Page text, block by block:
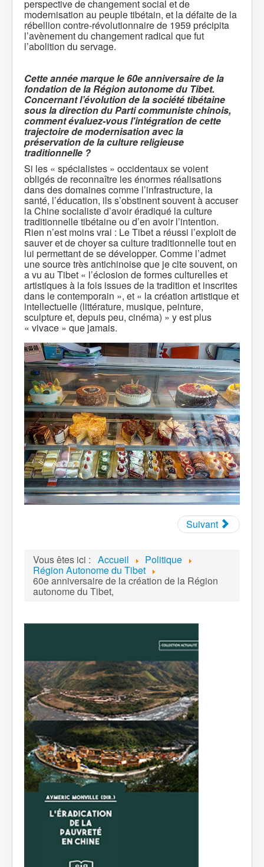
perspective de changement social et de
modernisation au peuple tibétain, et la défaite de la
rébellion contre-révolutionnaire de 1959 précipita
l’avènement du changement radical que fut
l’abolition du servage.
Cette année marque le 60e anniversaire de la
fondation de la Région autonome du Tibet.
Concernant l’évolution de la société tibétaine
sous la direction du Parti communiste chinois,
comment évaluez-vous l'intégration de cette
trajectoire de modernisation avec la
préservation de la culture religieuse
traditionnelle ?
Si les « spécialistes » occidentaux se voient
obligés de reconnaître les énormes réalisations
dans des domaines comme l’infrastructure, la
santé, l’éducation, ils s’obstinent souvent à accuser
la Chine socialiste d’avoir éradiqué la culture
traditionnelle tibétaine ou d’en avoir l’intention.
Rien n’est moins vrai : Le Tibet a réussi l’exploit de
sauver et de choyer sa culture traditionnelle tout en
lui permettant de se développer. Comme l’admet
une source très antichinoise que je cite souvent, on
a vu au Tibet « l’éclosion de formes culturelles et
artistiques à la fois issues de la tradition et inscrites
dans le contemporain », et « la création artistique et
intellectuelle (littérature, musique, peinture,
sculpture et, depuis peu, cinéma) » y est plus
« vivace » que jamais.
Suivant
Vous êtes ici : Accueil Politique
Région Autonome du Tibet
60e anniversaire de la création de la Région
autonome du Tibet,